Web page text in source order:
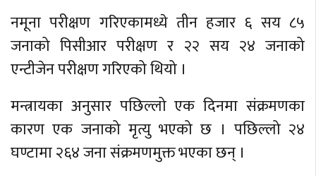
नमूना परीक्षण गरिएकामध्ये तीन हजार ६ सय ८५
जनाको पिसीआर परीक्षण र २२ सय २४ जनाको
एन्टीजेन परीक्षण गरिएको थियो ।
मन्त्रायका अनुसार पछिल्लो एक दिनमा संक्रमणका
कारण एक जनाको मृत्यु भएको छ । पछिल्लो २४
घण्टामा २६४ जना संक्रमणमुक्त भएका छन् ।